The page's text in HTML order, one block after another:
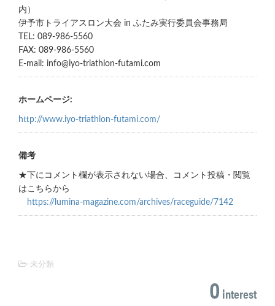
内）
伊予市トライアスロン大会 in ふたみ実行委員会事務局
TEL: 089-986-5560
FAX: 089-986-5560
E-mail: info@iyo-triathlon-futami.com
ホームページ:
http://www.iyo-triathlon-futami.com/
備考
★下にコメント欄が表示されない場合、コメント投稿・閲覧
はこちらから
https://lumina-magazine.com/archives/raceguide/7142
-未分類
0 interest